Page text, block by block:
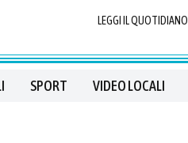
LEGGI IL QUOTIDIANO
SPORT VIDEO LOCALI